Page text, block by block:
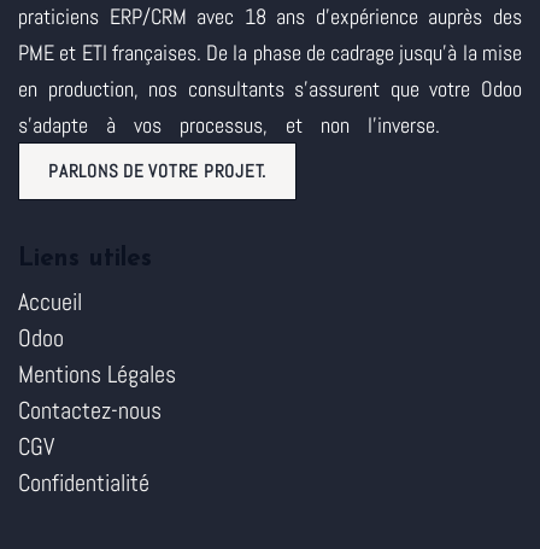
praticiens ERP/CRM avec 18 ans d'expérience auprès des
PME et ETI françaises. De la phase de cadrage jusqu'à la mise
en production, nos consultants s'assurent que votre Odoo
s'adapte à vos processus, et non l'inverse.
PARLONS DE VOTRE PROJET.
Accueil
Odoo
Mentions Légales
Contactez-nous
CGV
Confidentialité